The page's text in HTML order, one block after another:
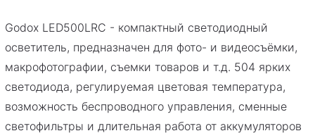
PDF Скачать инструкцию
Godox LED500LRC - компактный светодиодный
осветитель, предназначен для фото- и видеосъёмки,
макрофотографии, съемки товаров и т.д. 504 ярких
светодиода, регулируемая цветовая температура,
возможность беспроводного управления, сменные
светофильтры и длительная работа от аккумуляторов